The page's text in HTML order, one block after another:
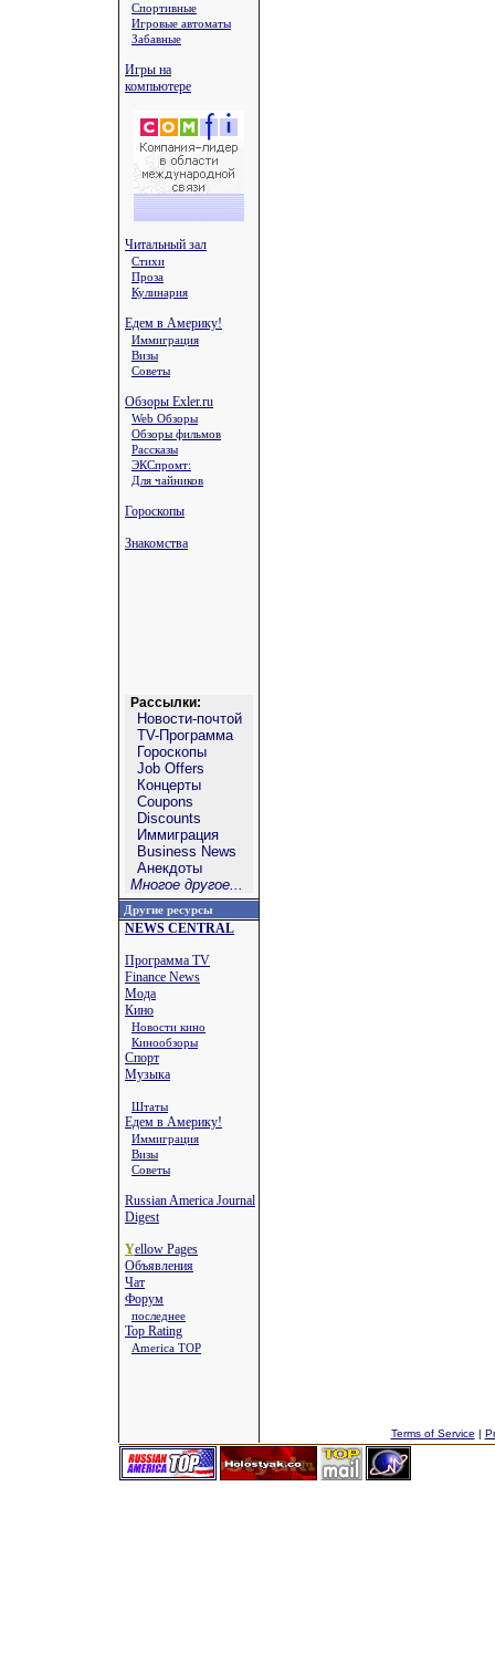
Спортивные
Игровые автоматы
Забавные
Игры на
компьютере
Читальный зал
Стихи
Проза
Кулинария
Едем в Америку!
Иммиграция
Визы
Советы
Обзоры Exler.ru
Web Обзоры
Обзоры фильмов
Рассказы
ЭКСпромт:
Для чайников
Гороскопы
Знакомства
Рассылки:
Новости-почтой
TV-Программа
Гороскопы
Job Offers
Концерты
Coupons
Discounts
Иммиграция
Business News
Анекдоты
Многое другое...
Другие ресурсы
NEWS CENTRAL
Программа TV
Finance News
Мода
Кино
Новости кино
Кинообзоры
Спорт
Музыка
Штаты
Едем в Америку!
Иммиграция
Визы
Советы
Russian America Journal
Digest
Yellow Pages
Объявления
Чат
Форум
последнее
Top Rating
America TOP
Terms of Service |